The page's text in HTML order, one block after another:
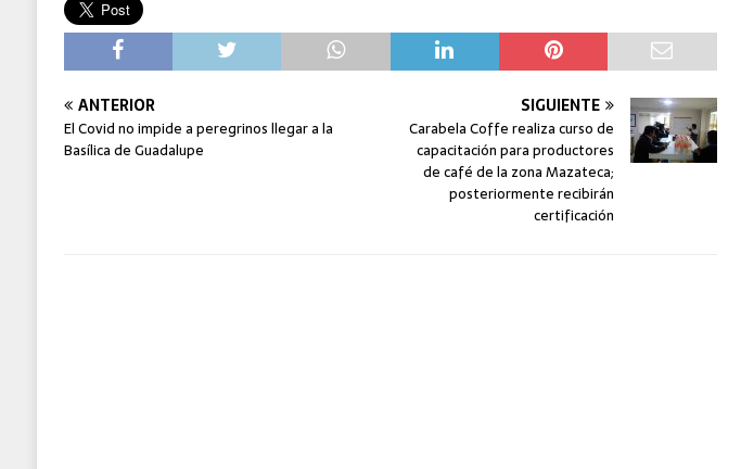
ANTERIOR
El Covid no impide a peregrinos llegar a la
Basílica de Guadalupe
SIGUIENTE
Carabela Coffe realiza curso de
capacitación para productores
de café de la zona Mazateca;
posteriormente recibirán
certificación